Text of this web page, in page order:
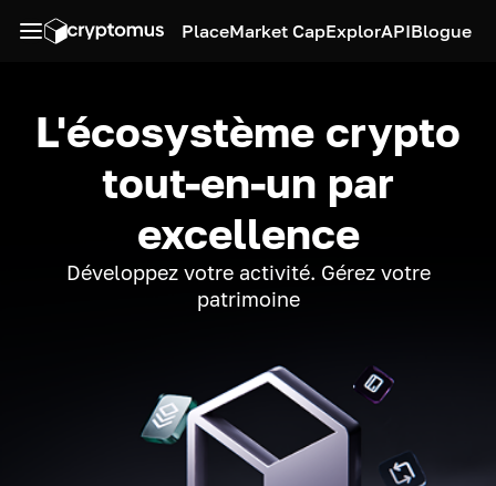
PlaceMarket CapExplorAPIBlogue
L'écosystème crypto
tout-en-un par
excellence
Développez votre activité. Gérez votre
patrimoine